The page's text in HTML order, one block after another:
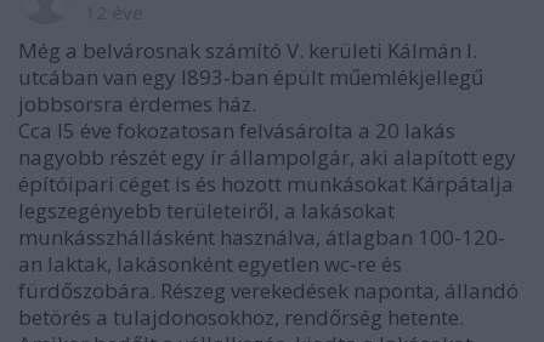
Még a belvárosnak számító V. kerületi Kálmán I.
utcában van egy l893-ban épült műemlékjellegű
jobbsorsra érdemes ház.
Cca l5 éve fokozatosan felvásárolta a 20 lakás
nagyobb részét egy ír állampolgár, aki alapított egy
építóipari céget is és hozott munkásokat Kárpátalja
legszegényebb területeiről, a lakásokat
munkásszhállásként használva, átlagban 100-120-
an laktak, lakásonként egyetlen wc-re és
fürdőszobára. Részeg verekedések naponta, állandó
betörés a tulajdonosokhoz, rendőrség hetente.